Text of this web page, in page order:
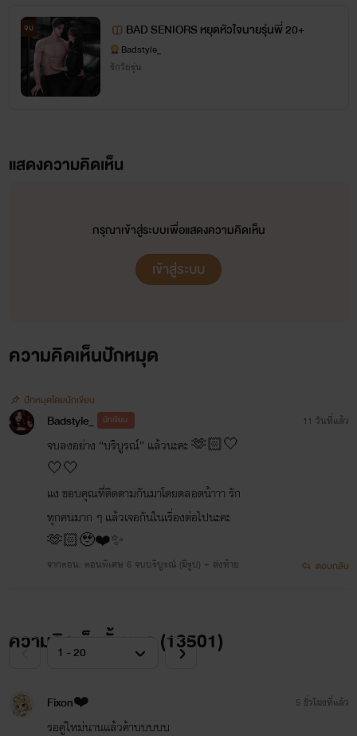
จบ BAD SENIORS หยุดหัวใจนายรุ่นพี่ 20+
Badstyle_
รักวัยรุ่น
แสดงความคิดเห็น
กรุณาเข้าสู่ระบบเพื่อแสดงความคิดเห็น
เข้าสู่ระบบ
ความคิดเห็นปักหมุด
ปักหมุดโดยนักเขียน
Badstyle_ นักเขียน
จบลงอย่าง “บริบูรณ์” แล้วนะคะ 🫶🏻🤍
🤍🤍
แง ขอบคุณที่ติดตามกันมาโดยตลอดน้าาา รัก
ทุกคนมาก ๆ แล้วเจอกันในเรื่องต่อไปนะคะ
🫶🏻🥹❤️✨
จากตอน: ตอนพิเศษ 6 จบบริบูรณ์ (มีรูป) + ส่งท้าย
11 วันที่แล้ว
ตอบกลับ
ความคิดเห็นทั้งหมด (13501)
Fixon❤️
รอคู่ใหม่นานแล้วค้าบบบบบ
5 ชั่วโมงที่แล้ว